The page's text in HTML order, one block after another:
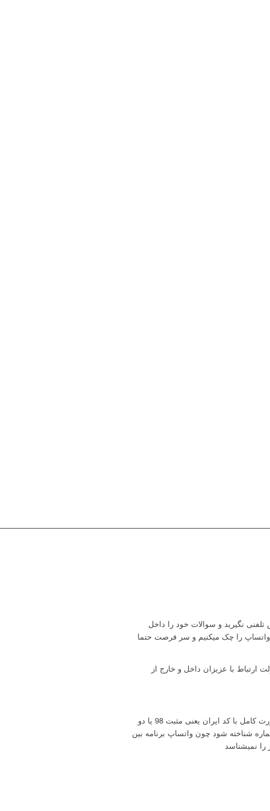
نگیرید و سوالات خود را داخل
واتساپ را چک میکنیم و سر فرصت حتما
با عزیزان داخل و خارج از
دقت بفرمایید هنگام ذخیره تلفن بصورت کامل با کد ایران یعنی مثبت 98 یا دو
شماره شناخته شود چون واتساپ برنامه بین
نمیشناسد